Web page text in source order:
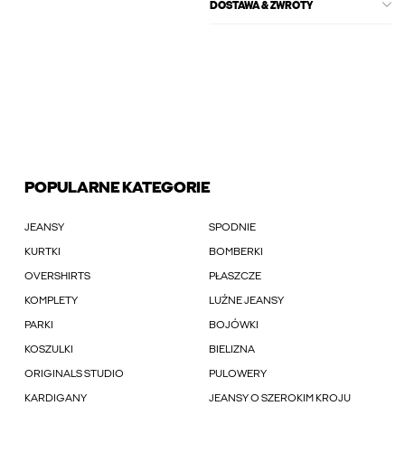
DOSTAWA & ZWROTY
POPULARNE KATEGORIE
JEANSY SPODNIE
KURTKI BOMBERKI
OVERSHIRTS PŁASZCZE
KOMPLETY LUŹNE JEANSY
PARKI BOJÓWKI
KOSZULKI BIELIZNA
ORIGINALS STUDIO PULOWERY
KARDIGANY JEANSY O SZEROKIM KROJU